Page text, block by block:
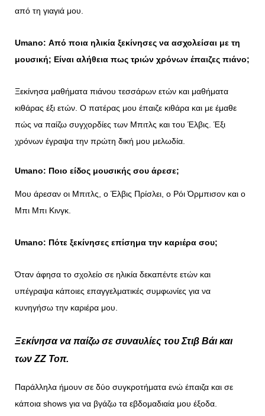
από τη γιαγιά μου.
Umano: Από ποια ηλικία ξεκίνησες να ασχολείσαι με τη
μουσική; Είναι αλήθεια πως τριών χρόνων έπαιζες πιάνο;
Ξεκίνησα μαθήματα πιάνου τεσσάρων ετών και μαθήματα
κιθάρας έξι ετών. Ο πατέρας μου έπαιζε κιθάρα και με έμαθε
πώς να παίζω συγχορδίες των Μπιτλς και του Έλβις. Έξι
χρόνων έγραψα την πρώτη δική μου μελωδία.
Umano: Ποιο είδος μουσικής σου άρεσε;
Μου άρεσαν οι Μπιτλς, ο Έλβις Πρίσλει, ο Ρόι Όρμπισον και ο
Μπι Μπι Κινγκ.
Umano: Πότε ξεκίνησες επίσημα την καριέρα σου;
Όταν άφησα το σχολείο σε ηλικία δεκαπέντε ετών και
υπέγραψα κάποιες επαγγελματικές συμφωνίες για να
κυνηγήσω την καριέρα μου.
Ξεκίνησα να παίζω σε συναυλίες του Στιβ Βάι και
των ΖΖ Τοπ.
Παράλληλα ήμουν σε δύο συγκροτήματα ενώ έπαιζα και σε
κάποια shows για να βγάζω τα εβδομαδιαία μου έξοδα.